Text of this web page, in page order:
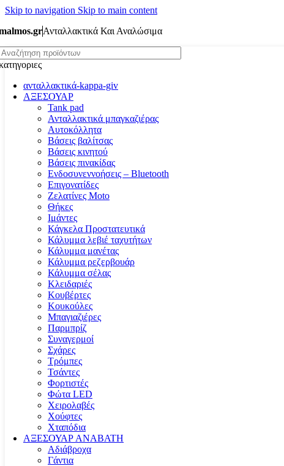
Skip to navigation Skip to main content
Ανταλλακτικά Και Αναλώσιμα
ανταλλακτικά-kappa-giv
ΑΞΕΣΟΥΑΡ
Tank pad
Ανταλλακτικά μπαγκαζιέρας
Αυτοκόλλητα
Βάσεις βαλίτσας
Βάσεις κινητού
Βάσεις πινακίδας
Ενδοσυνεννοήσεις – Bluetooth
Επιγονατίδες
Ζελατίνες Moto
Θήκες
Ιμάντες
Κάγκελα Προστατευτικά
Κάλυμμα λεβιέ ταχυτήτων
Κάλυμμα μανέτας
Κάλυμμα ρεζερβουάρ
Κάλυμμα σέλας
Κλειδαριές
Κουβέρτες
Κουκούλες
Μπαγιαζιέρες
Παρμπρίζ
Συναγερμοί
Σχάρες
Τρόμπες
Τσάντες
Φορτιστές
Φώτα LED
Χειρολαβές
Χούφτες
Χταπόδια
ΑΞΕΣΟΥΑΡ ΑΝΑΒΑΤΗ
Αδιάβροχα
Γάντια